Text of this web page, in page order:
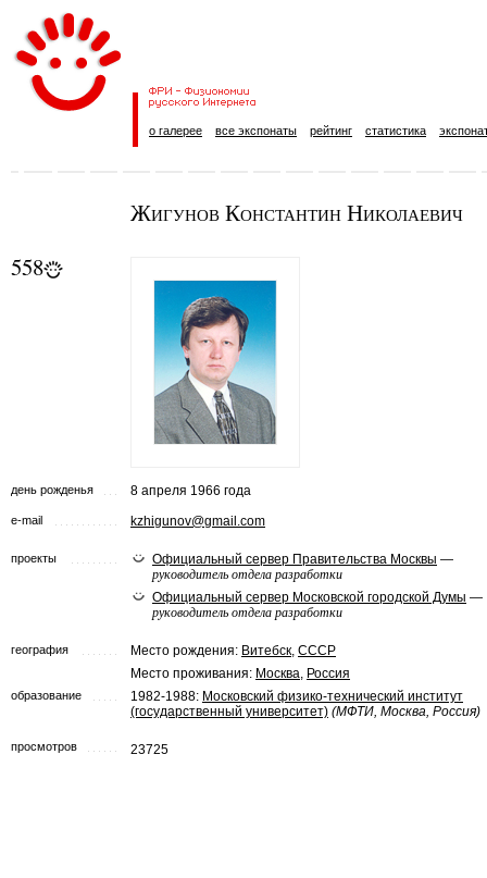
о галерее все экспонаты рейтинг статистика
Жигунов Константин Николаевич
558
день рожденья 8 апреля 1966 года
e-mail kzhigunov@gmail.com
проекты Официальный сервер Правительства Москвы —
руководитель отдела разработки
Официальный сервер Московской городской Думы —
руководитель отдела разработки
география Место рождения: Витебск, СССР
Место проживания: Москва, Россия
образование 1982-1988: Московский физико-технический институт
(государственный университет) (МФТИ, Москва, Россия)
просмотров 23725